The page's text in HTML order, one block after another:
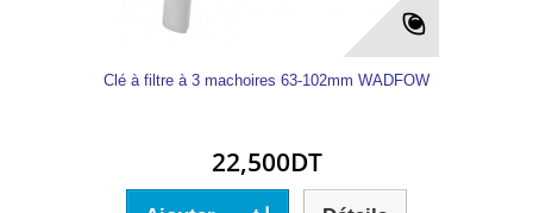
Clé à filtre à 3 machoires 63-102mm WADFOW
22,500DT